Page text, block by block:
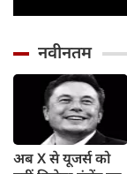
नवीनतम
अब X से यूजर्स को